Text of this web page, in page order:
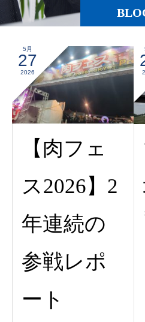
5月
27
2026
【肉フェ
ス2026】2
年連続の
参戦レポ
ート